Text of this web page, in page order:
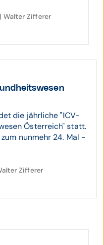
Walter Zifferer
die jährliche "ICV-
Österreich" statt.
nunmehr 24. Mal -
Zifferer